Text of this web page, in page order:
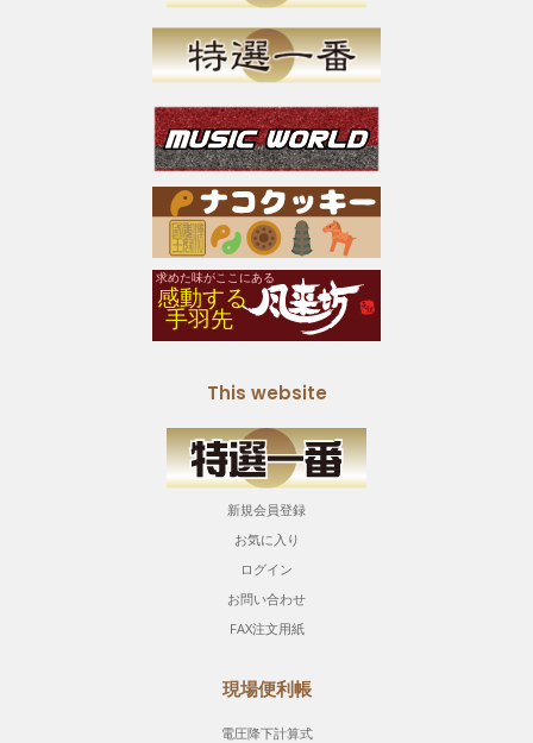
This website
新規会員登録
お気に入り
ログイン
お問い合わせ
FAX注文用紙
現場便利帳
電圧降下計算式